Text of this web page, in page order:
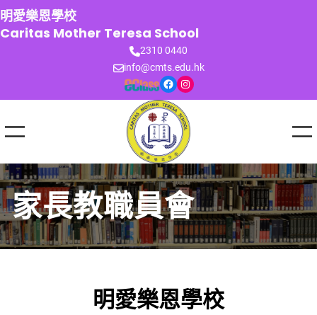
跳
至
主
明愛樂恩學校
Caritas Mother Teresa School
2310 0440
info@cmts.edu.hk
Facebook Instagram
家長教職員會
明愛樂恩學校